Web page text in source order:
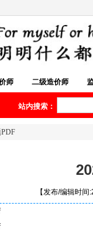
师 二级造价师
站内搜索：
【发布/编辑时